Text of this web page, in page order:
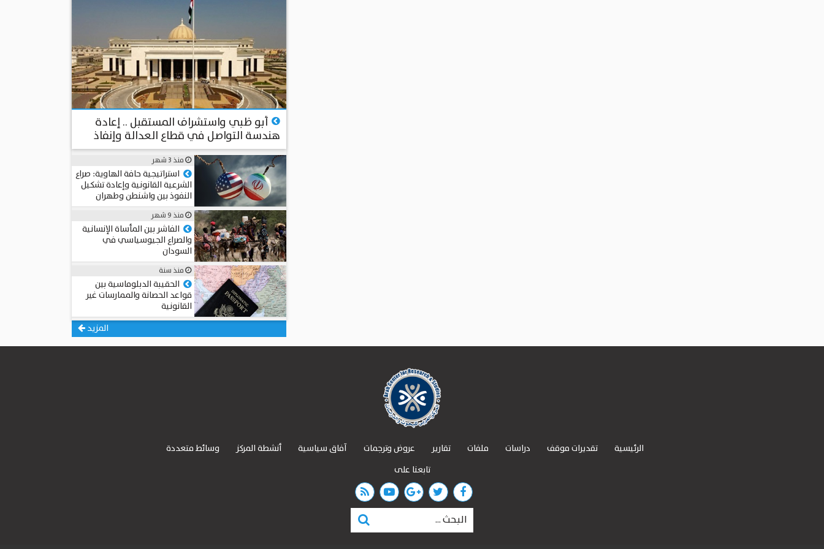
منذ أكثر من شهرين
أبو ظبي واستشراف المستقبل .. إعادة
هندسة التواصل في قطاع العدالة وإنفاذ
القانون باستخدام الذكاء الاصطناعي
المستشار د. سامي الطوخي
منذ 3 شهر
استراتيجية حافة الهاوية: صراع
الشرعية القانونية وإعادة تشكيل
النفوذ بين واشنطن وطهران
عميد د. محمد حجاب
منذ 9 شهر
الفاشر بين المأساة الإنسانية
والصراع الجيوسياسي في
السودان
مريم عماد
منذ سنة
الحقيبة الدبلوماسية بين
قواعد الحصانة والممارسات غير
القانونية
محمد عبد الجيد عبد الجيد
المزيد
الرئيسية تقديرات موقف دراسات ملفات تقارير عروض وترجمات آفاق سياسية أنشطة المركز
وسائط متعددة
تابعنا على